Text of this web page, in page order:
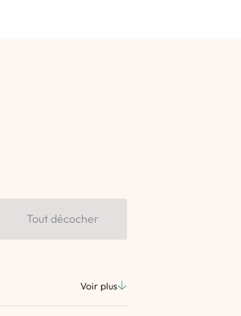
Tout décocher
Voir plus